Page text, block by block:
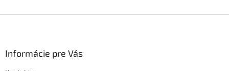
Informácie pre Vás